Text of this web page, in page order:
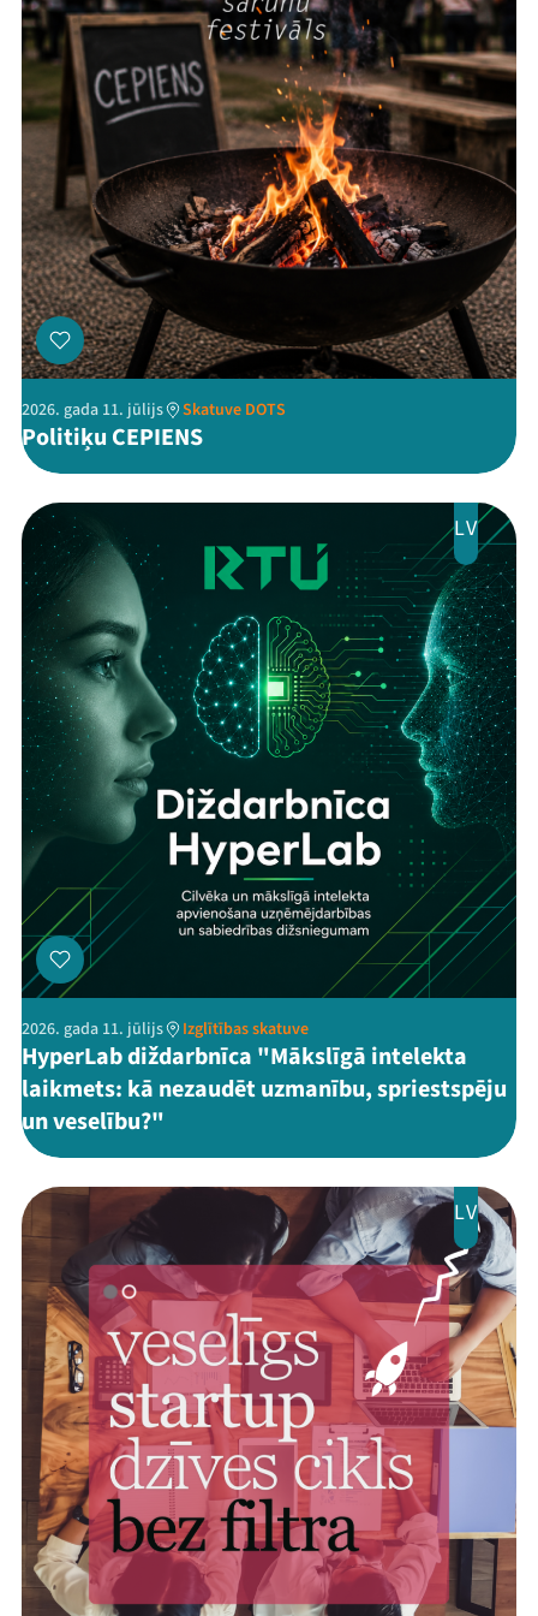
ThreadsFacebookYoutube
X Instagram
Flick TikTok
2026. gada 11. jūlijs Skatuve DOTS
Politiķu CEPIENS
LV
2026. gada 11. jūlijs Izglītības skatuve
HyperLab diždarbnīca "Mākslīgā intelekta
laikmets: kā nezaudēt uzmanību, spriestspēju
un veselību?"
LV